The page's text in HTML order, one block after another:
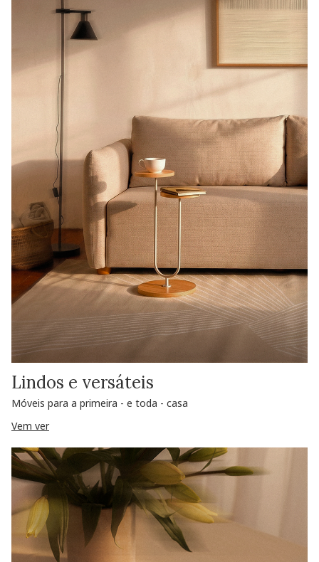
Lindos e versáteis
Móveis para a primeira - e toda - casa
Vem ver